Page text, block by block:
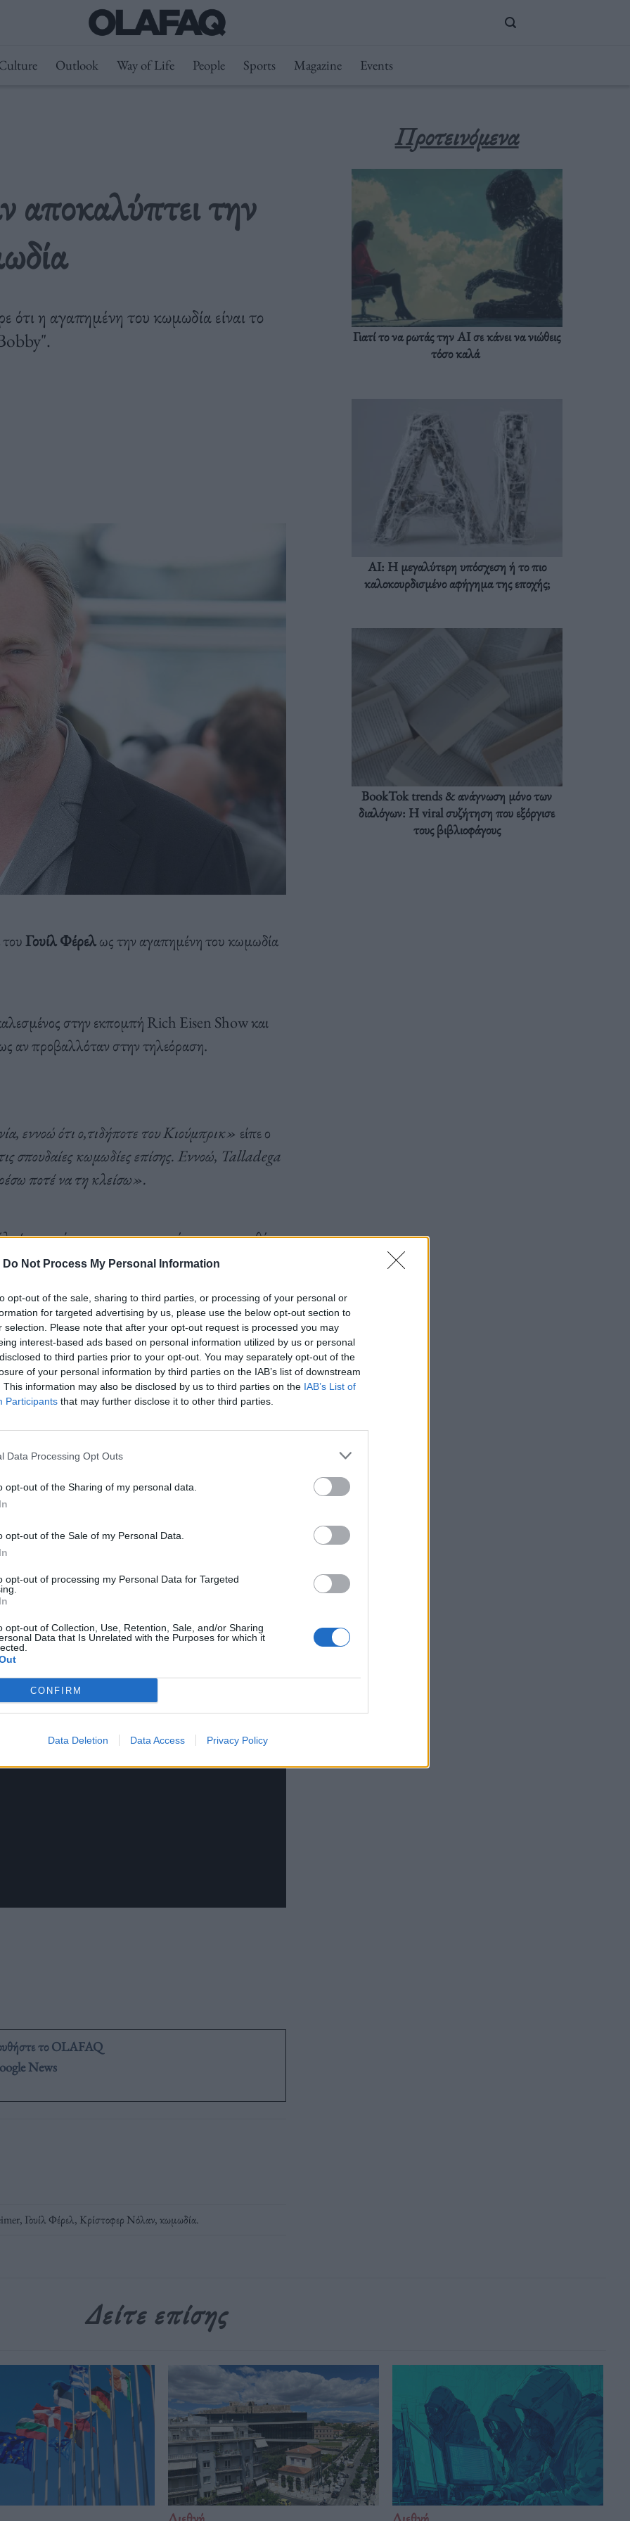
Do Not Process My Personal Information
opt-out of the sale, sharing to third parties, or processing of your personal or
for targeted advertising by us, please use the below opt-out section to
selection. Please note that after your opt-out request is processed you may
interest-based ads based on personal information utilized by us or personal
to third parties prior to your opt-out. You may separately opt-out of the
of your personal information by third parties on the IAB’s list of downstream
This information may also be disclosed by us to third parties on the IAB’s List of
Participants that may further disclose it to other third parties.
Data Processing Opt Outs
opt-out of the Sharing of my personal data.
opt-out of the Sale of my Personal Data.
opt-out of processing my Personal Data for Targeted
opt-out of Collection, Use, Retention, Sale, and/or Sharing
Data that Is Unrelated with the Purposes for which it
CONFIRM
Data Deletion Data Access Privacy Policy
Outlook Way of Life People Sports Magazine Events
την
η αγαπημένη του κωμωδία είναι το
Γουίλ Φέρελως την αγαπημένη του κωμωδία
στην εκπομπή Rich Eisen Show και
αν προβαλλόταν στην τηλεόραση.
εννοώ ότι ο,τιδήποτε του Κιούμπρικ» είπε ο
σπουδαίες κωμωδίες επίσης. Εννοώ, Talladega
ποτέ να τη κλείσω».
ρώτησε ο παρουσιαστής και ο σκηνοθέτης
ανέφερε ότι θα ήταν «ένα καταπληκτικό
Μποντ. «Η επιρροή αυτών των ταινιών στη
εκπληκτικό προνόμιο να το κάνω» είπε ο
χαρακτήρα, εργάζεσαι με ένα συγκεκριμένο
το OLAFAQ
News
, Γουίλ Φέρελ, Κρίστοφερ Νόλαν,κωμωδία.
Προτεινόμενα
Γιατί το να ρωτάς την AI σε κάνει να νιώθεις
τόσο καλά
AI: Η μεγαλύτερη υπόσχεση ή το πιο
καλοκουρδισμένο αφήγημα της εποχής;
BookTok trends & ανάγνωση μόνο των
διαλόγων: Η viral συζήτηση που εξόργισε
τους βιβλιοφάγους
Δείτε επίσης